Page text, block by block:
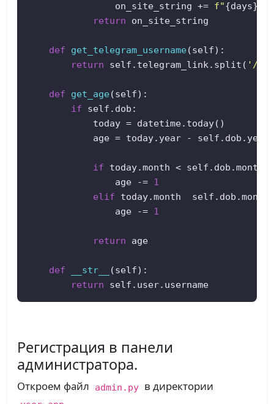
                on_site_string +=
f"{days}
return on_site_string
def get_telegram_username (self):
return self.telegram_link.split( '/'
def get_age (self):
if self.dob:
            today = datetime.today()
age = today.year -
if today.month <
                age -=
1
elif today.month  self.dob.month
                age -=
1
return age
def __str__ (self):
return self.user.username
Регистрация в панели
администратора.
Откроем файл admin.py в директории